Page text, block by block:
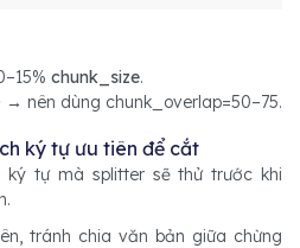
chunk_size.
→ nên dùng chunk_overlap=50–75.
ký tự ưu tiên để cắt
tự mà splitter sẽ thử trước khi
tránh chia văn bản giữa chừng